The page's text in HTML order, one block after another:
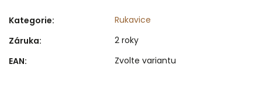
Kategorie:
Rukavice
Záruka:
2 roky
EAN: Zvolte variantu